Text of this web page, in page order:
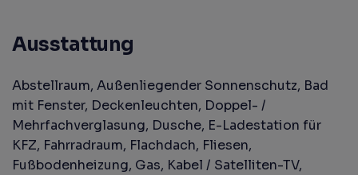
Ausstattung
Abstellraum Außenliegender Sonnenschutz Bad
mit Fenster Deckenleuchten Doppel- /
Mehrfachverglasung Dusche E-Ladestation für
KFZ Fahrradraum Flachdach Fliesen
Fußbodenheizung Gas Kabel / Satelliten-TV